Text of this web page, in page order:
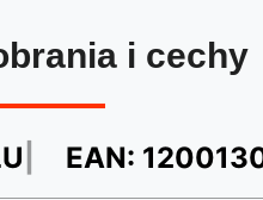
i cechy
EAN: